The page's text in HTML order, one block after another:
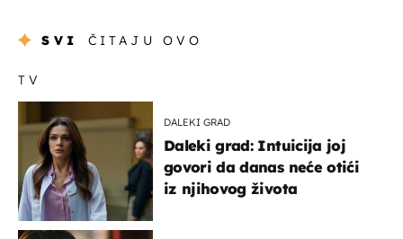
SVI ČITAJU OVO
TV
DALEKI GRAD
Daleki grad: Intuicija joj
govori da danas neće otići
iz njihovog života